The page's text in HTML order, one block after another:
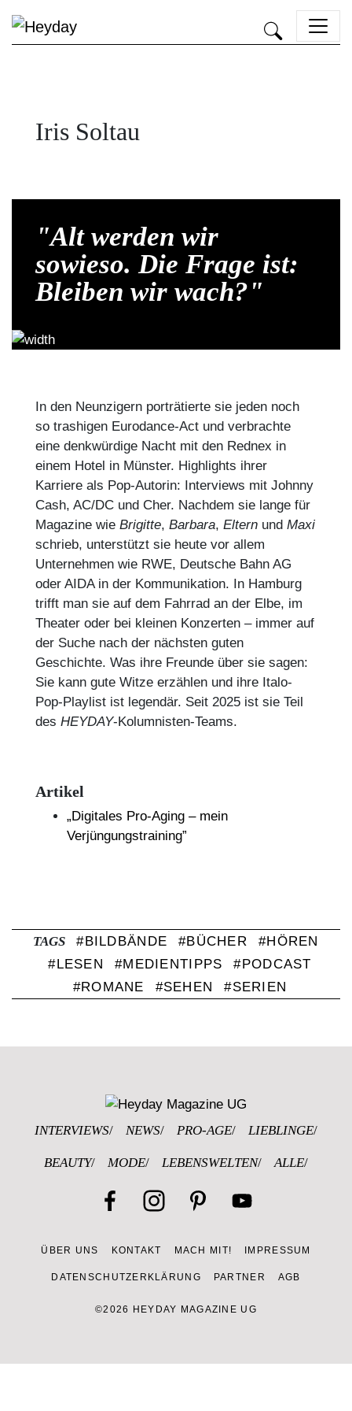
Iris Soltau
"Alt werden wir
sowieso. Die Frage ist:
Bleiben wir wach?"
In den Neunzigern porträtierte sie jeden noch
so trashigen Eurodance-Act und verbrachte
eine denkwürdige Nacht mit den Rednex in
einem Hotel in Münster. Highlights ihrer
Karriere als Pop-Autorin: Interviews mit Johnny
Cash, AC/DC und Cher. Nachdem sie lange für
Magazine wie Brigitte, Barbara, Eltern und Maxi
schrieb, unterstützt sie heute vor allem
Unternehmen wie RWE, Deutsche Bahn AG
oder AIDA in der Kommunikation. In Hamburg
trifft man sie auf dem Fahrrad an der Elbe, im
Theater oder bei kleinen Konzerten – immer auf
der Suche nach der nächsten guten
Geschichte. Was ihre Freunde über sie sagen:
Sie kann gute Witze erzählen und ihre Italo-
Pop-Playlist ist legendär. Seit 2025 ist sie Teil
des HEYDAY-Kolumnisten-Teams.
Artikel
„Digitales Pro-Aging – mein
Verjüngungstraining”
TAGS BILDBÄNDE BÜCHER
HÖREN
LESEN
MEDIENTIPPS
PODCAST
ROMANE
SEHEN SERIEN
INTERVIEWS
NEWS PRO-AGE LIEBLINGE
BEAUTY MODE LEBENSWELTEN ALLE
Channel
ÜBER UNS KONTAKT MACH MIT! IMPRESSUM
DATENSCHUTZERKLÄRUNG PARTNER AGB
©2026 HEYDAY MAGAZINE UG